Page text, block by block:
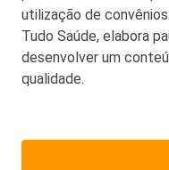
utilização de
Tudo Saúde, elabora
desenvolver um
qualidade.